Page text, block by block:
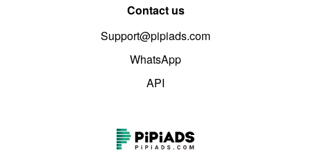
Contact us
Support@pipiads.com
WhatsApp
API